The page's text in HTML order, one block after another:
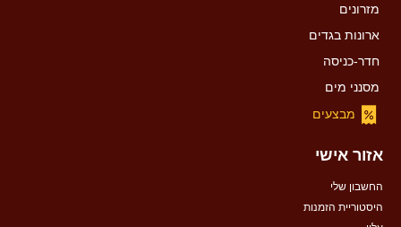
מזרונים
ארונות בגדים
חדר-כניסה
מסנני מים
מבצעים
אזור אישי
החשבון שלי
היסטוריית הזמנות